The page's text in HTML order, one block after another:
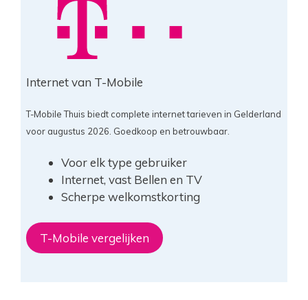
Internet van T-Mobile
T-Mobile Thuis biedt complete internet tarieven in Gelderland
voor augustus 2026. Goedkoop en betrouwbaar.
Voor elk type gebruiker
Internet, vast Bellen en TV
Scherpe welkomstkorting
T-Mobile vergelijken